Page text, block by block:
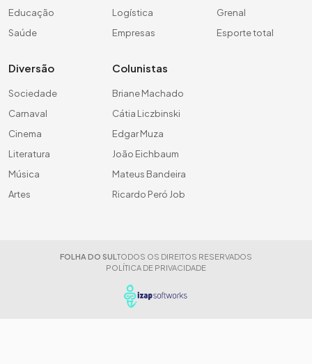
Educação
Saúde
Logística
Empresas
Grenal
Esporte total
Diversão
Sociedade
Carnaval
Cinema
Literatura
Música
Artes
Colunistas
Briane Machado
Cátia Liczbinski
Edgar Muza
João Eichbaum
Mateus Bandeira
Ricardo Peró Job
FOLHA DO SUL TODOS OS DIREITOS RESERVADOS
POLÍTICA DE PRIVACIDADE